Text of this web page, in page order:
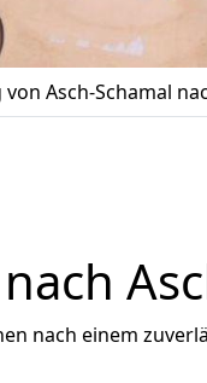
Asch-Schamal
nach einem